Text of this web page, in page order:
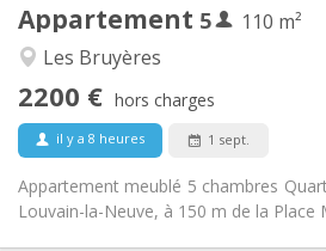
Appartement 5
110 m²
Les Bruyères
2200 € hors charges
il y a 8 heures 1 sept.
Appartement meublé 5 chambres
Louvain-la-Neuve, à 150 m de la Place